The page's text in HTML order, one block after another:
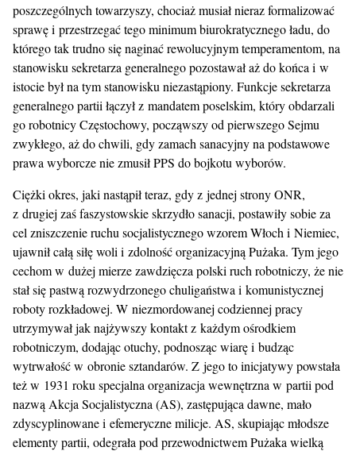
poszczególnych towarzyszy, chociaż musiał nieraz formalizować
sprawę i przestrzegać tego minimum biurokratycznego ładu, do
którego tak trudno się naginać rewolucyjnym temperamentom, na
stanowisku sekretarza generalnego pozostawał aż do końca i w
istocie był na tym stanowisku niezastąpiony. Funkcje sekretarza
generalnego partii łączył z mandatem poselskim, który obdarzali
go robotnicy Częstochowy, począwszy od pierwszego Sejmu
zwykłego, aż do chwili, gdy zamach sanacyjny na podstawowe
prawa wyborcze nie zmusił PPS do bojkotu wyborów.
Ciężki okres, jaki nastąpił teraz, gdy z jednej strony ONR,
z drugiej zaś faszystowskie skrzydło sanacji, postawiły sobie za
cel zniszczenie ruchu socjalistycznego wzorem Włoch i Niemiec,
ujawnił całą siłę woli i zdolność organizacyjną Pużaka. Tym jego
cechom w dużej mierze zawdzięcza polski ruch robotniczy, że nie
stał się pastwą rozwydrzonego chuligaństwa i komunistycznej
roboty rozkładowej. W niezmordowanej codziennej pracy
utrzymywał jak najżywszy kontakt z każdym ośrodkiem
robotniczym, dodając otuchy, podnosząc wiarę i budząc
wytrwałość w obronie sztandarów. Z jego to inicjatywy powstała
też w 1931 roku specjalna organizacja wewnętrzna w partii pod
nazwą Akcja Socjalistyczna (AS), zastępująca dawne, mało
zdyscyplinowane i efemeryczne milicje. AS, skupiając młodsze
elementy partii, odegrała pod przewodnictwem Pużaka wielką